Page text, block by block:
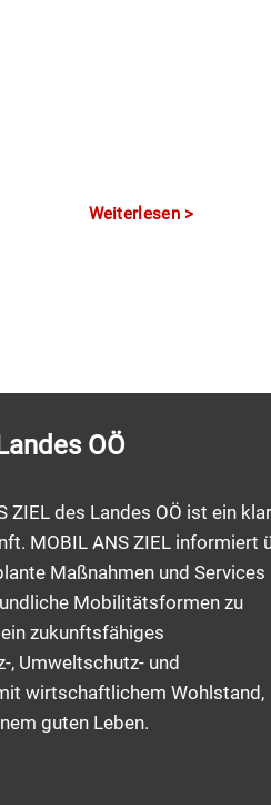
Weiterlesen
OÖ
des Landes OÖ ist ein
MOBIL ANS ZIEL informiert
Maßnahmen und Services
Mobilitätsformen zu
zukunftsfähiges
Umweltschutz- und
wirtschaftlichem Wohlstand,
guten Leben.